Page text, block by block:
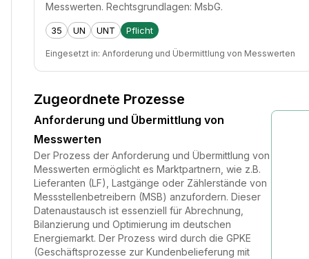
Messwerten. Rechtsgrundlagen: MsbG.
35 UN UNT Pflicht
Eingesetzt in: Anforderung und Übermittlung von Messwerten
Zugeordnete Prozesse
Anforderung und Übermittlung von
Messwerten
Der Prozess der Anforderung und Übermittlung von
Messwerten ermöglicht es Marktpartnern, wie z.B.
Lieferanten (LF), Lastgänge oder Zählerstände von
Messstellenbetreibern (MSB) anzufordern. Dieser
Datenaustausch ist essenziell für Abrechnung,
Bilanzierung und Optimierung im deutschen
Energiemarkt. Der Prozess wird durch die GPKE
(Geschäftsprozesse zur Kundenbelieferung mit